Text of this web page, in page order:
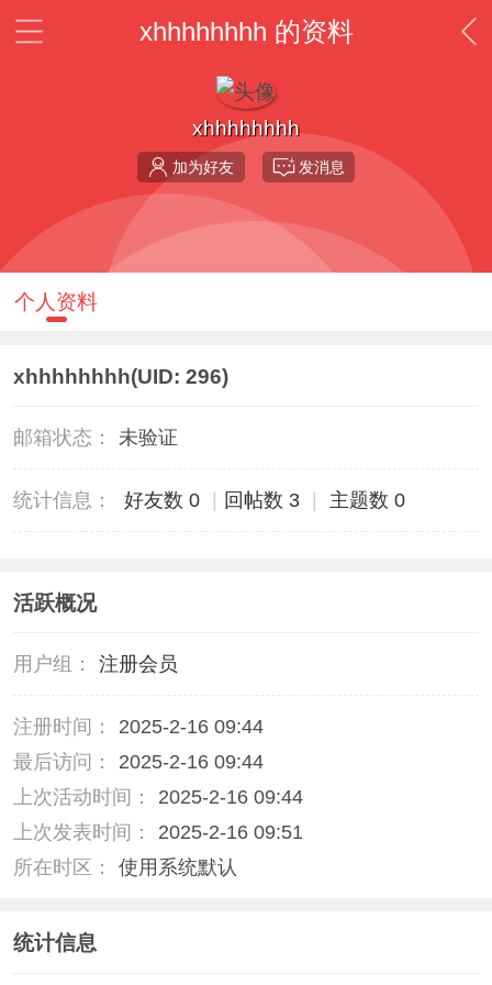
xhhhhhhhh 的资料
xhhhhhhhh
加为好友 发消息
个人资料
xhhhhhhhh(UID: 296)
邮箱状态： 未验证
统计信息： 好友数 0 回帖数 3 主题数 0
活跃概况
用户组： 注册会员
注册时间：
2025-2-16 09:44
最后访问：
2025-2-16 09:44
上次活动时间：
2025-2-16 09:44
上次发表时间：
2025-2-16 09:51
所在时区：
使用系统默认
统计信息